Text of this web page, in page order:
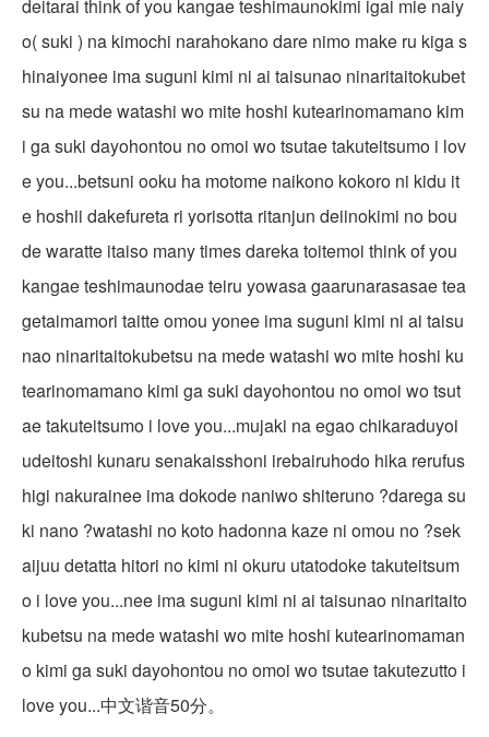
deitarai think of you kangae teshimaunokimi igai mie naiy
o( suki ) na kimochi narahokano dare nimo make ru kiga s
hinaiyonee ima suguni kimi ni ai taisunao ninaritaitokubet
su na mede watashi wo mite hoshi kutearinomamano kim
i ga suki dayohontou no omoi wo tsutae takuteitsumo i lov
e you...betsuni ooku ha motome naikono kokoro ni kidu it
e hoshii dakefureta ri yorisotta ritanjun deiinokimi no bou
de waratte itaiso many times dareka toitemoi think of you
kangae teshimaunodae teiru yowasa gaarunarasasae tea
getaimamori taitte omou yonee ima suguni kimi ni ai taisu
nao ninaritaitokubetsu na mede watashi wo mite hoshi ku
tearinomamano kimi ga suki dayohontou no omoi wo tsut
ae takuteitsumo i love you...mujaki na egao chikaraduyoi
udeitoshi kunaru senakaisshoni irebairuhodo hika rerufus
higi nakurainee ima dokode naniwo shiteruno ?darega su
ki nano ?watashi no koto hadonna kaze ni omou no ?sek
aijuu detatta hitori no kimi ni okuru utatodoke takuteitsum
o i love you...nee ima suguni kimi ni ai taisunao ninaritaito
kubetsu na mede watashi wo mite hoshi kutearinomaman
o kimi ga suki dayohontou no omoi wo tsutae takutezutto i
love you...中文谐音50分。